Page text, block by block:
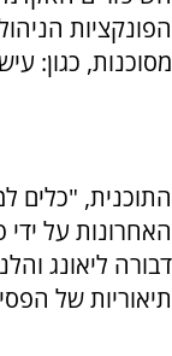
הפונקציות
מסוכנות, כגון:
האחרונות על ידי
דבורה ליאונג
תיאוריות של